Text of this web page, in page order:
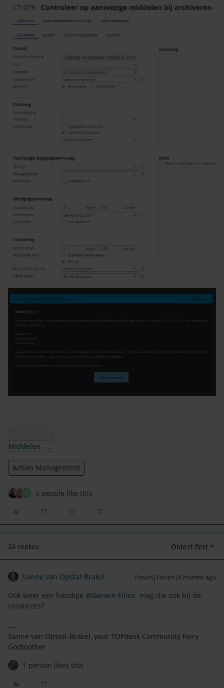
Middelen - Controle bij vertrek persoon.json
Action Management
5 people like this
16 replies Oldest first
Sanne van Opstal-Brakel Forum|Forum|6 months ago
Ook weer een handige ​ @Gerwin Filius mag die ook bij de
resources?
Sanne van Opstal-Brakel, your TOPdesk Community Fairy
Godmother
1 person likes this